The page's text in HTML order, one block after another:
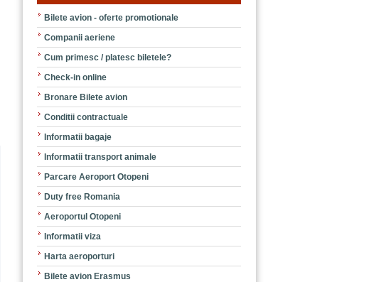
Bilete avion - oferte promotionale
Companii aeriene
Cum primesc / platesc biletele?
Check-in online
Bronare Bilete avion
Conditii contractuale
Informatii bagaje
Informatii transport animale
Parcare Aeroport Otopeni
Duty free Romania
Aeroportul Otopeni
Informatii viza
Harta aeroporturi
Bilete avion Erasmus